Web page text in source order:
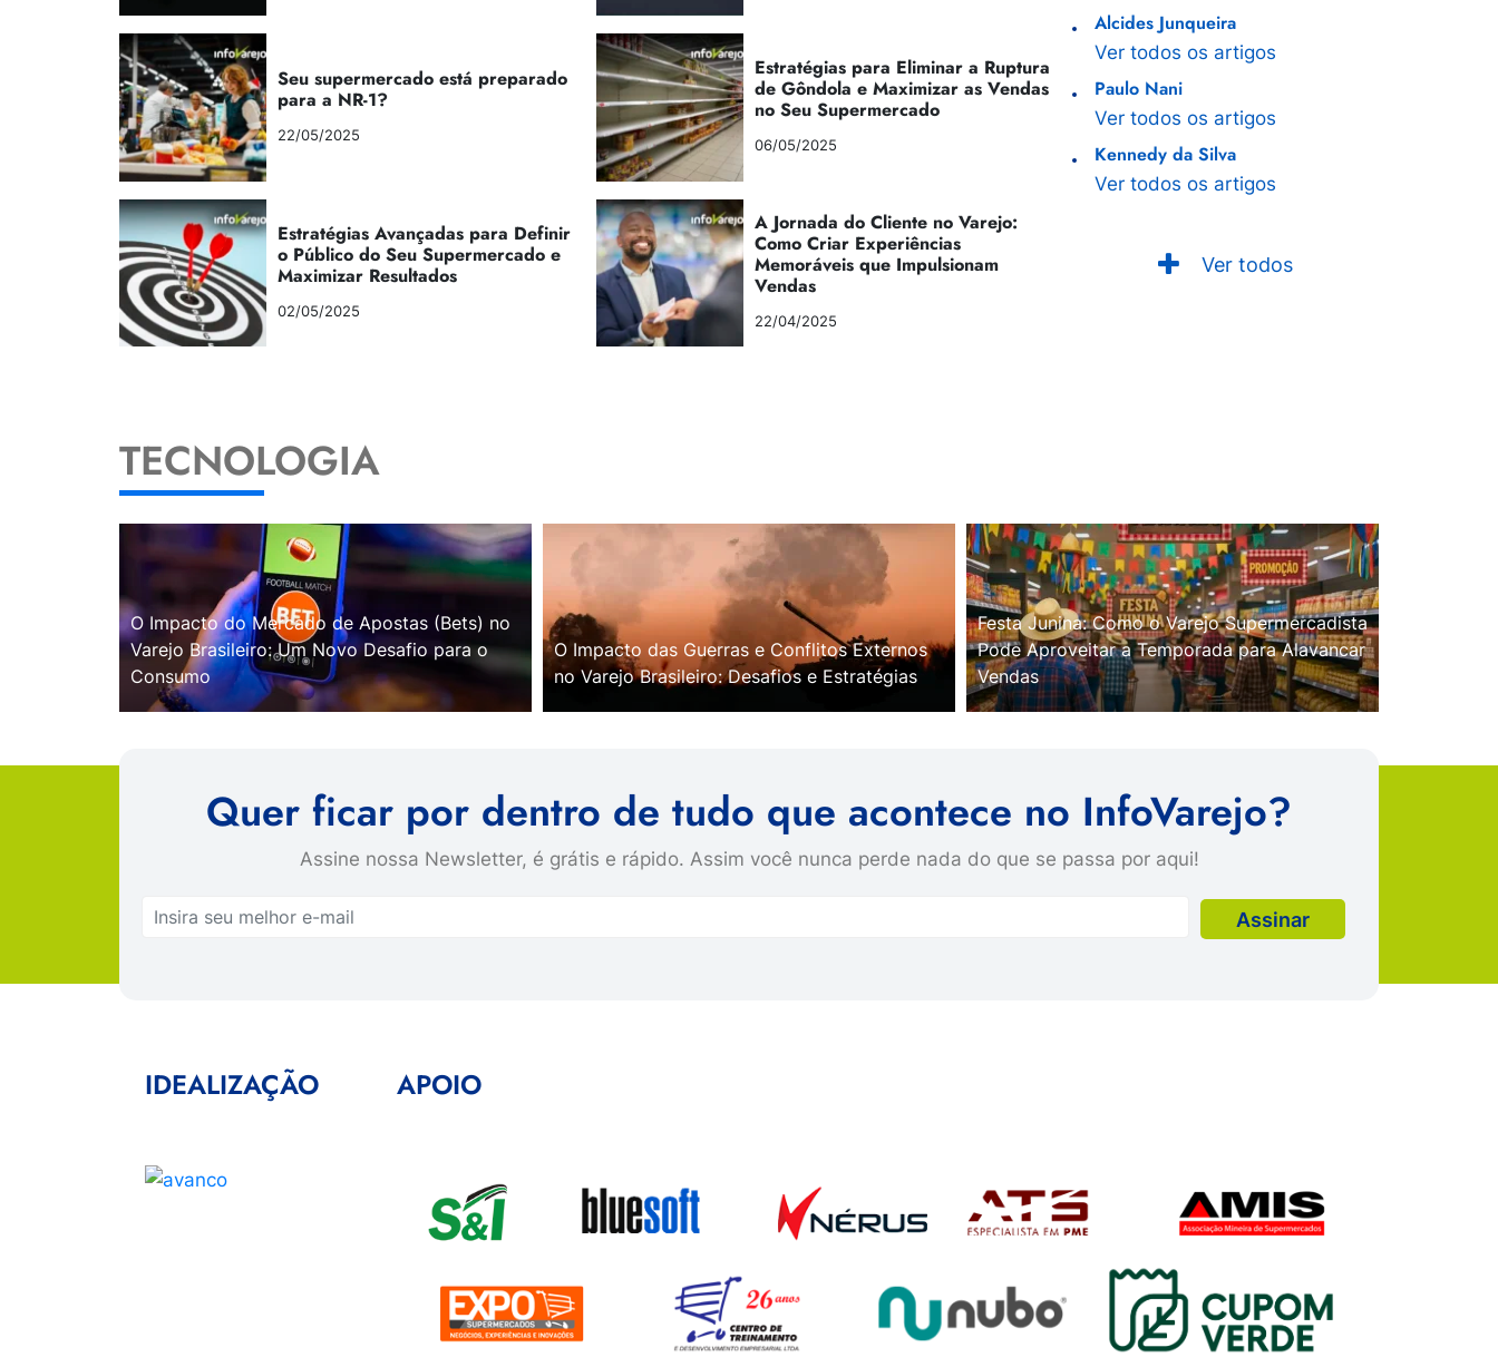
Seu supermercado está preparado
para a NR-1?
22/05/2025
Estratégias para Eliminar a Ruptura
de Gôndola e Maximizar as Vendas
no Seu Supermercado
06/05/2025
Estratégias Avançadas para Definir
o Público do Seu Supermercado e
Maximizar Resultados
02/05/2025
A Jornada do Cliente no Varejo:
Como Criar Experiências
Memoráveis que Impulsionam
Vendas
22/04/2025
Alcides Junqueira
Ver todos os artigos
Paulo Nani
Ver todos os artigos
Kennedy da Silva
Ver todos os artigos
Ver todos
TECNOLOGIA
O Impacto do Mercado de Apostas (Bets) no
Varejo Brasileiro: Um Novo Desafio para o
Consumo
O Impacto das Guerras e Conflitos Externos
no Varejo Brasileiro: Desafios e Estratégias
Festa Junina: Como o Varejo Supermercadista
Pode Aproveitar a Temporada para Alavancar
Vendas
Quer ficar por dentro de tudo que acontece no InfoVarejo?
Assine nossa Newsletter, é grátis e rápido. Assim você nunca perde nada do que se passa por aqui!
IDEALIZAÇÃO APOIO